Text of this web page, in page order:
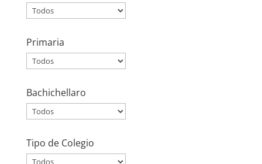
Primaria
Bachichellaro
Tipo de Colegio